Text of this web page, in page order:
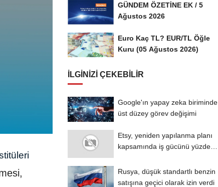
GÜNDEM ÖZETİNE EK / 5
Ağustos 2026
Euro Kaç TL? EUR/TL Öğle
Kuru (05 Ağustos 2026)
İLGINIZI ÇEKEBILIR
Google'ın yapay zeka biriminde
üst düzey görev değişimi
Etsy, yeniden yapılanma planı
kapsamında iş gücünü yüzde
Rusya, düşük standartlı benzin
satışına geçici olarak izin verdi